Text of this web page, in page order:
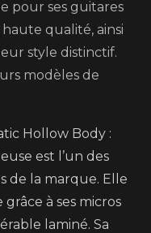
pour ses guitares
qualité, ainsi
style distinctif.
modèles de
Hollow Body :
est l’un des
de la marque. Elle
à ses micros
laminé. Sa